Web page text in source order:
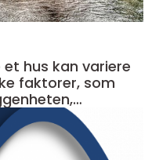
hus kan variere
faktorer, som
priser